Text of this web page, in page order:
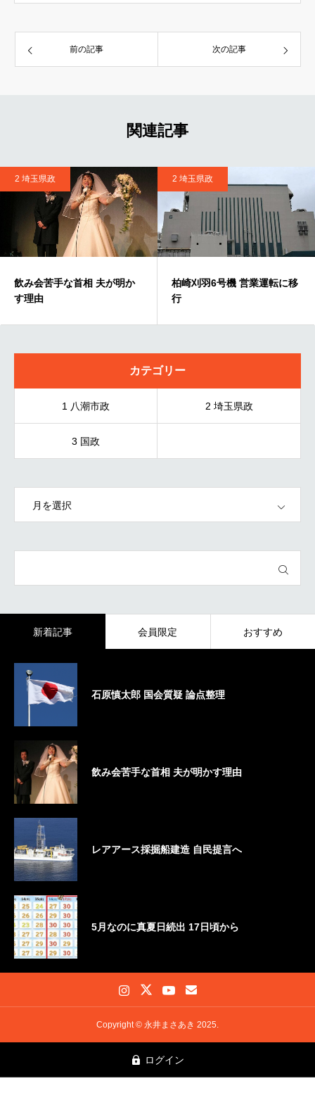
前の記事 次の記事
関連記事
2 埼玉県政
飲み会苦手な首相 夫が明か
す理由
2 埼玉県政
柏崎刈羽6号機 営業運転に移
行
カテゴリー
1 八潮市政 2 埼玉県政
3 国政
新着記事 会員限定 おすすめ
石原慎太郎 国会質疑 論点整理
飲み会苦手な首相 夫が明かす理由
レアアース採掘船建造 自民提言へ
5月なのに真夏日続出 17日頃から
Copyright © 永井まさあき 2025.
ログイン